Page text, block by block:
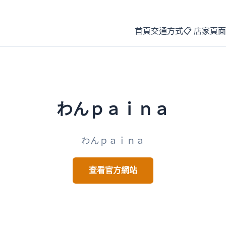
首頁交通方式📋 店家頁面
わんｐａｉｎａ
わんｐａｉｎａ
查看官方網站